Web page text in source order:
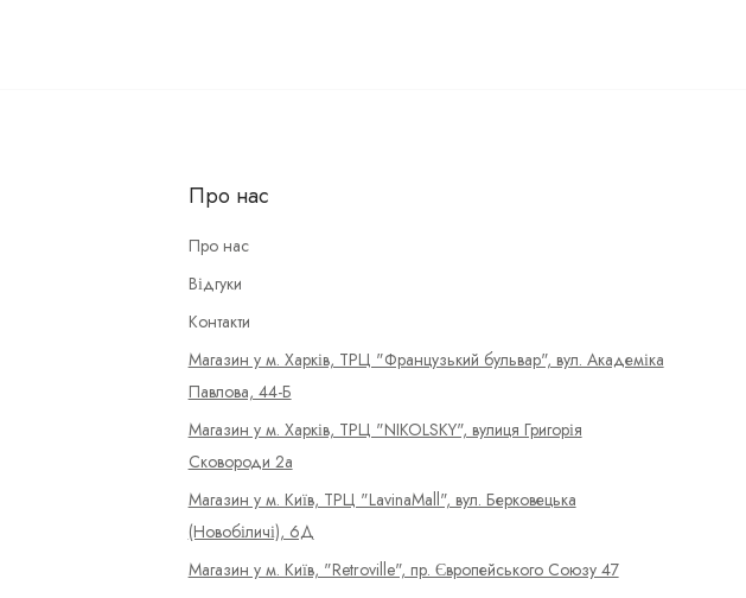
Про нас
Про нас
Відгуки
Контакти
Магазин у м. Харків, ТРЦ "Французький бульвар", вул. Академіка
Павлова, 44-Б
Магазин у м. Харків, ТРЦ "NIKOLSKY", вулиця Григорія
Сковороди 2а
Магазин у м. Київ, ТРЦ "LavinaMall", вул. Берковецька
(Новобіличі), 6Д
Магазин у м. Київ, "Retroville", пр. Європейського Союзу 47